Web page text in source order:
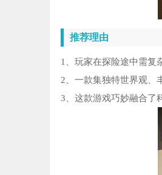
推荐理由
1、玩家在探险途中需复
2、一款集独特世界观、
3、这款游戏巧妙融合了